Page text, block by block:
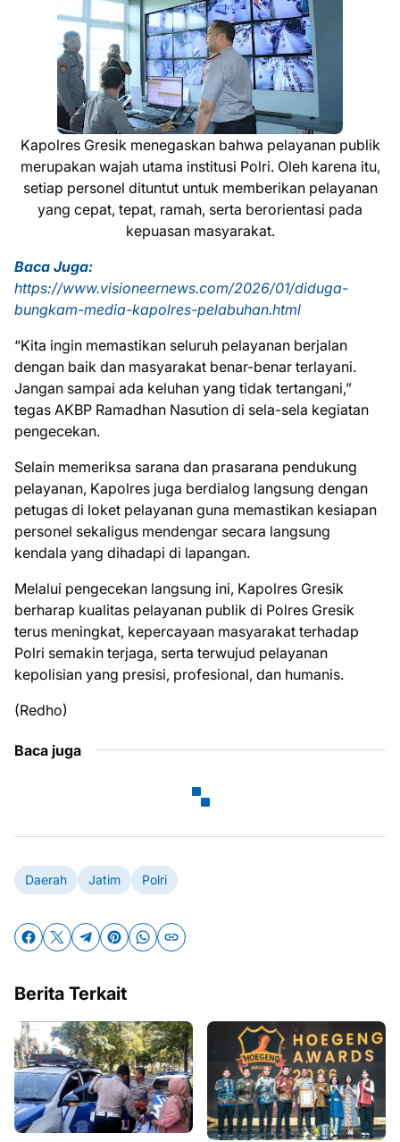
Kapolres Gresik menegaskan bahwa pelayanan publik
merupakan wajah utama institusi Polri. Oleh karena itu,
setiap personel dituntut untuk memberikan pelayanan
yang cepat, tepat, ramah, serta berorientasi pada
kepuasan masyarakat.
Baca Juga:
https://www.visioneernews.com/2026/01/diduga-
bungkam-media-kapolres-pelabuhan.html
“Kita ingin memastikan seluruh pelayanan berjalan
dengan baik dan masyarakat benar-benar terlayani.
Jangan sampai ada keluhan yang tidak tertangani,”
tegas AKBP Ramadhan Nasution di sela-sela kegiatan
pengecekan.
Selain memeriksa sarana dan prasarana pendukung
pelayanan, Kapolres juga berdialog langsung dengan
petugas di loket pelayanan guna memastikan kesiapan
personel sekaligus mendengar secara langsung
kendala yang dihadapi di lapangan.
Melalui pengecekan langsung ini, Kapolres Gresik
berharap kualitas pelayanan publik di Polres Gresik
terus meningkat, kepercayaan masyarakat terhadap
Polri semakin terjaga, serta terwujud pelayanan
kepolisian yang presisi, profesional, dan humanis.
(Redho)
Baca juga
Daerah Jatim Polri
Berita Terkait